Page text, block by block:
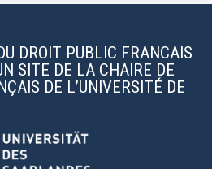
DROIT PUBLIC FRANCAIS
SITE DE LA CHAIRE DE
DE L’UNIVERSITÉ DE